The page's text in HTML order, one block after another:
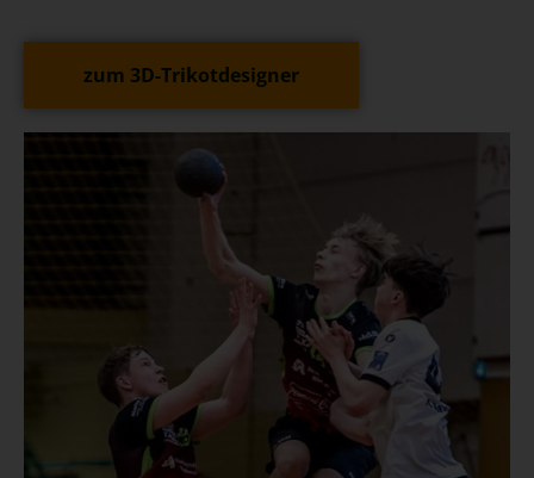
zum 3D-Trikotdesigner